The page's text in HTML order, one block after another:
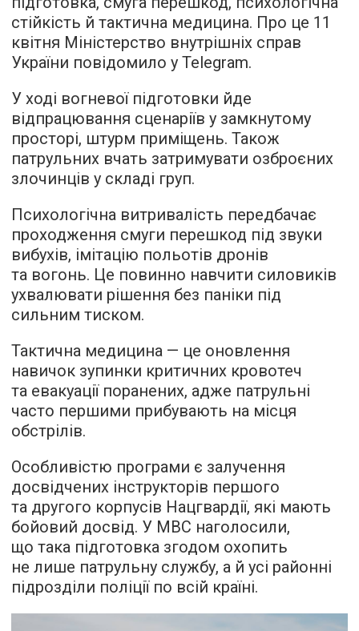
стійкість й тактична медицина. Про це 11
квітня Міністерство внутрішніх справ
України повідомило у Telegram.
У ході вогневої підготовки йде
відпрацювання сценаріїв у замкнутому
просторі, штурм приміщень. Також
патрульних вчать затримувати озброєних
злочинців у складі груп.
Психологічна витривалість передбачає
проходження смуги перешкод під звуки
вибухів, імітацію польотів дронів
та вогонь. Це повинно навчити силовиків
ухвалювати рішення без паніки під
сильним тиском.
Тактична медицина — це оновлення
навичок зупинки критичних кровотеч
та евакуації поранених, адже патрульні
часто першими прибувають на місця
обстрілів.
Оcобливістю програми є залучення
досвідчених інструкторів першого
та другого корпусів Нацгвардії, які мають
бойовий досвід. У МВС наголосили,
що така підготовка згодом охопить
не лише патрульну службу, а й усі районні
підрозділи поліції по всій країні.